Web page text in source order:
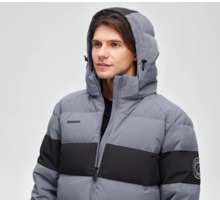
Москва и МО (14)
Нижегородская область (1)
Новосибирская область (3)
Омская область (5)
Республика Башкортостан (3)
Республика Крым (1)
Республика Татарстан (2)